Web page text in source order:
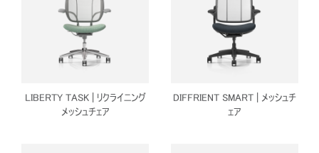
パスワードを忘れた
リファレンスコード
入力
LIBERTY TASK | リクライニング
メッシュチェア
DIFFRIENT SMART | メッシュチ
ェア